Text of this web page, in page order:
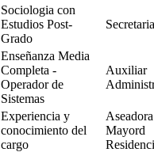
Sociologia con
Estudios Post-
Grado
Secretaria
Enseñanza Media
Completa -
Operador de
Sistemas
Auxiliar
Experiencia y
conocimiento del
cargo
Aseadora
Mayord